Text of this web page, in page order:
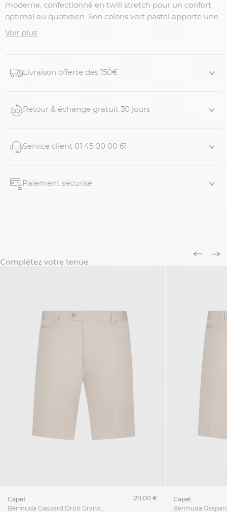
moderne, confectionné en twill stretch pour un confort
optimal au quotidien. Son coloris vert pastel apporte une
touche de fraîcheur et s’associe facilement avec un t-shirt
Détails du produit :
Fermeture par zip et bouton
Voir plus
Livraison offerte dés 150€
Retour & échange gratuit 30 jours
Service client 01 45 00 00 61
Paiement sécurisé
Complétez votre tenue
capel
120,00 € capel